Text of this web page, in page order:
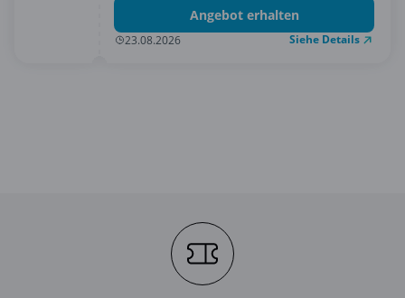
Angebot erhalten
23.08.2026 Siehe Details